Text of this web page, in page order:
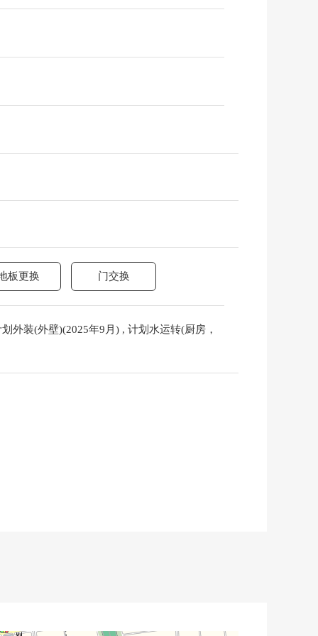
板更换 门交换
外装(外壁)(2025年9月) , 计划水运转(厨房，